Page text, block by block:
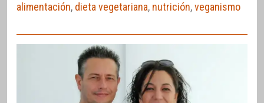
alimentación, dieta vegetariana, nutrición,veganismo